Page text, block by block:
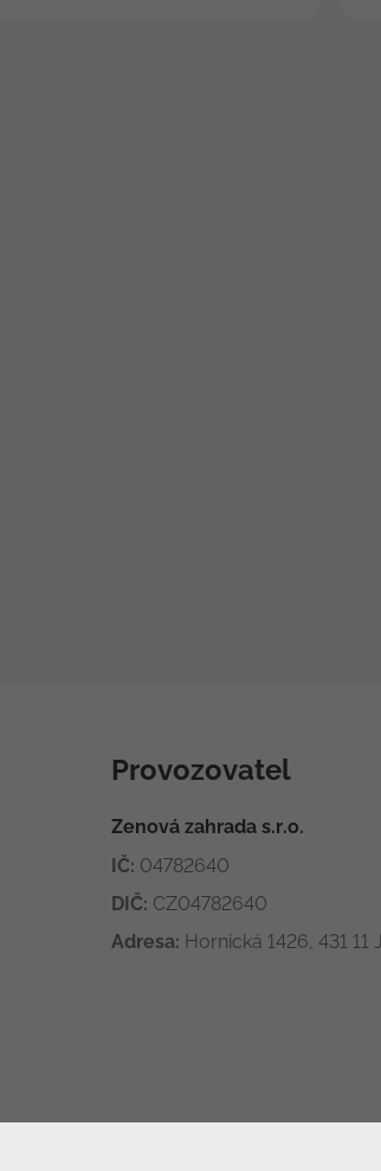
Provozovatel
Zenová zahrada s.r.o.
IČ: 04782640
DIČ: CZ04782640
Adresa: Hornická 1426, 431 11